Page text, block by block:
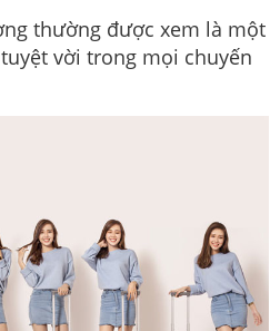
thường được xem là một
vời trong mọi chuyến